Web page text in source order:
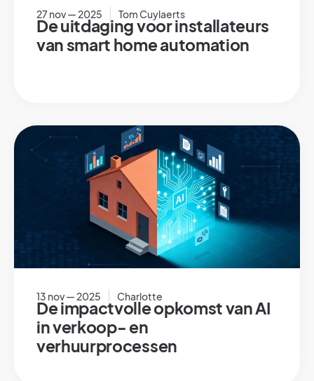
27 nov — 2025 Tom Cuylaerts
De uitdaging voor installateurs
van smart home automation
13 nov — 2025 Charlotte
De impactvolle opkomst van AI
in verkoop- en
verhuurprocessen